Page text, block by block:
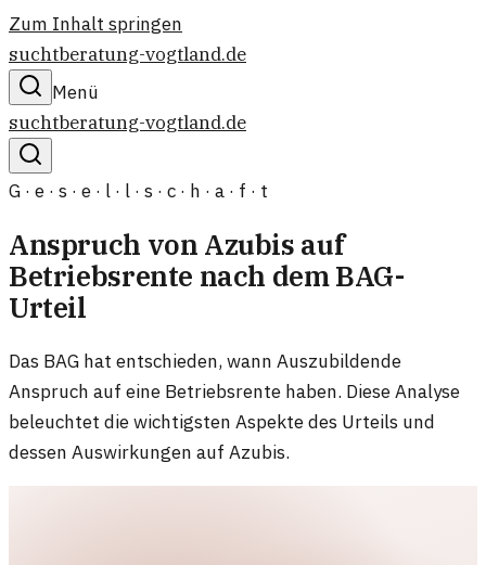
Zum Inhalt springen
suchtberatung-vogtland.de
Menü
suchtberatung-vogtland.de
G · e · s · e · l · l · s · c · h · a · f · t
Anspruch von Azubis auf
Betriebsrente nach dem BAG-
Urteil
Das BAG hat entschieden, wann Auszubildende
Anspruch auf eine Betriebsrente haben. Diese Analyse
beleuchtet die wichtigsten Aspekte des Urteils und
dessen Auswirkungen auf Azubis.